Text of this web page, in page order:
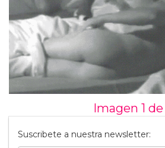
Imagen 1 de
Suscribete a nuestra newsletter: